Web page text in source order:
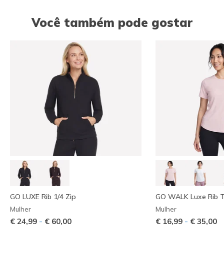
Você também pode gostar
GO LUXE Rib 1/4 Zip
Mulher
€ 24,99 - € 60,00
GO WALK Luxe Rib
Mulher
€ 16,99 - € 35,00